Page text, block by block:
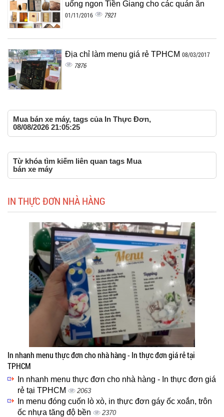
uống ngon Tiền Giang cho các quán ăn
01/11/2016 7921
Địa chỉ làm menu giá rẻ TPHCM 08/03/2017
7876
Mua bán xe máy, tags của In Thực Đơn,
08/08/2026 21:05:25
Từ khóa tìm kiếm liên quan tags Mua
bán xe máy
IN THỰC ĐƠN NHÀ HÀNG
In nhanh menu thực đơn cho nhà hàng - In thực đơn giá rẻ tại
TPHCM
In nhanh menu thực đơn cho nhà hàng - In thực đơn giá
rẻ tại TPHCM
2063
In menu đóng cuốn lò xò, in thực đơn gáy ốc xoắn, trôn
ốc nhựa tăng độ bền
2370